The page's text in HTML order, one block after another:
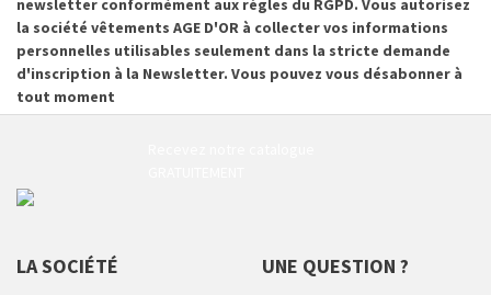
newsletter conformément aux règles du RGPD. Vous autorisez
la société vêtements AGE D'OR à collecter vos informations
personnelles utilisables seulement dans la stricte demande
d'inscription à la Newsletter. Vous pouvez vous désabonner à
tout moment
LA SOCIÉTÉ UNE QUESTION ?